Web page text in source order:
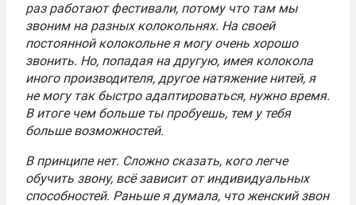
раз работают фестивали, потому что там мы
звоним на разных колокольнях. На своей
постоянной колокольне я могу очень хорошо
звонить. Но, попадая на другую, имея колокола
иного производителя, другое натяжение нитей, я
не могу так быстро адаптироваться, нужно время.
В итоге чем больше ты пробуешь, тем у тебя
больше возможностей.
В принципе нет. Сложно сказать, кого легче
обучить звону, всё зависит от индивидуальных
способностей. Раньше я думала, что женский звон